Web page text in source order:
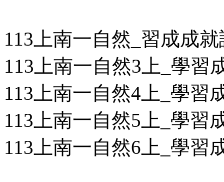
113上南一自然_習成成
113上南一自然3上_學習
113上南一自然4上_學習
113上南一自然5上_學習
113上南一自然6上_學習